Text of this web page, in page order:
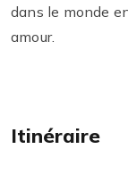
dans le monde
amour.
Itinéraire